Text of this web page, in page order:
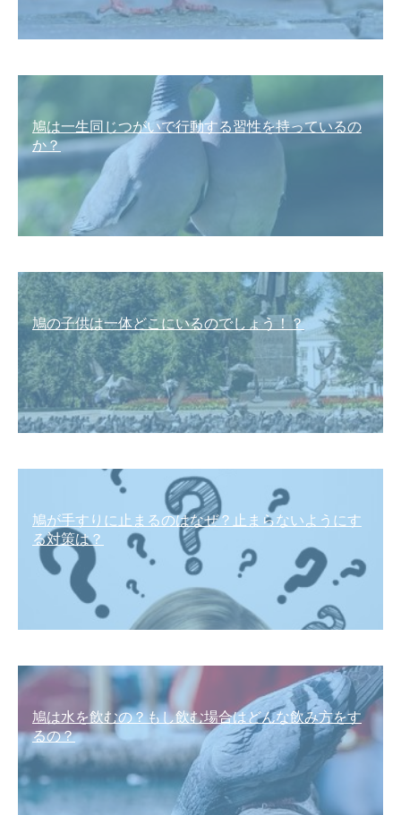
鳩は一生同じつがいで行動する習性を持っているの
か？
鳩の子供は一体どこにいるのでしょう！？
鳩が手すりに止まるのはなぜ？止まらないようにす
る対策は？
鳩は水を飲むの？もし飲む場合はどんな飲み方をす
るの？